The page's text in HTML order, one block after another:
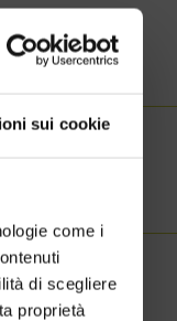
sui cookie
come i
di scegliere
proprietà